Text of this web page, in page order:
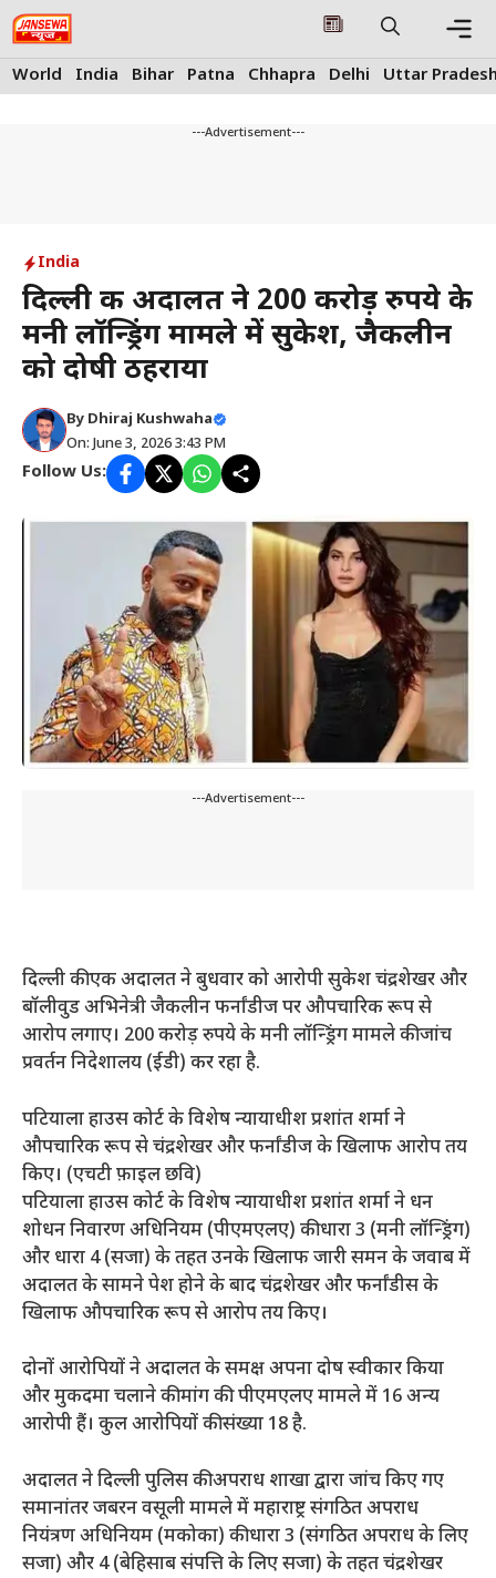
Skip
to
content
World India Bihar Patna Chhapra Delhi Uttar
---Advertisement---
India
दिल्ली की अदालत ने 200 करोड़ रुपये के
मनी लॉन्ड्रिंग मामले में सुकेश, जैकलीन
को दोषी ठहराया
By Dhiraj Kushwaha
On: June 3, 2026 3:43 PM
Follow Us:
---Advertisement---
दिल्ली की एक अदालत ने बुधवार को आरोपी सुकेश चंद्रशेखर और
बॉलीवुड अभिनेत्री जैकलीन फर्नांडीज पर औपचारिक रूप से
आरोप लगाए। 200 करोड़ रुपये के मनी लॉन्ड्रिंग मामले की जांच
प्रवर्तन निदेशालय (ईडी) कर रहा है.
पटियाला हाउस कोर्ट के विशेष न्यायाधीश प्रशांत शर्मा ने
औपचारिक रूप से चंद्रशेखर और फर्नांडीज के खिलाफ आरोप तय
किए। (एचटी फ़ाइल छवि)
पटियाला हाउस कोर्ट के विशेष न्यायाधीश प्रशांत शर्मा ने धन
शोधन निवारण अधिनियम (पीएमएलए) की धारा 3 (मनी लॉन्ड्रिंग)
और धारा 4 (सजा) के तहत उनके खिलाफ जारी समन के जवाब में
अदालत के सामने पेश होने के बाद चंद्रशेखर और फर्नांडीस के
खिलाफ औपचारिक रूप से आरोप तय किए।
दोनों आरोपियों ने अदालत के समक्ष अपना दोष स्वीकार किया
और मुकदमा चलाने की मांग की. पीएमएलए मामले में 16 अन्य
आरोपी हैं। कुल आरोपियों की संख्या 18 है.
अदालत ने दिल्ली पुलिस की अपराध शाखा द्वारा जांच किए गए
समानांतर जबरन वसूली मामले में महाराष्ट्र संगठित अपराध
नियंत्रण अधिनियम (मकोका) की धारा 3 (संगठित अपराध के लिए
सजा) और 4 (बेहिसाब संपत्ति के लिए सजा) के तहत चंद्रशेखर